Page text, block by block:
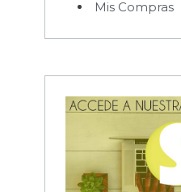
Mis Compras